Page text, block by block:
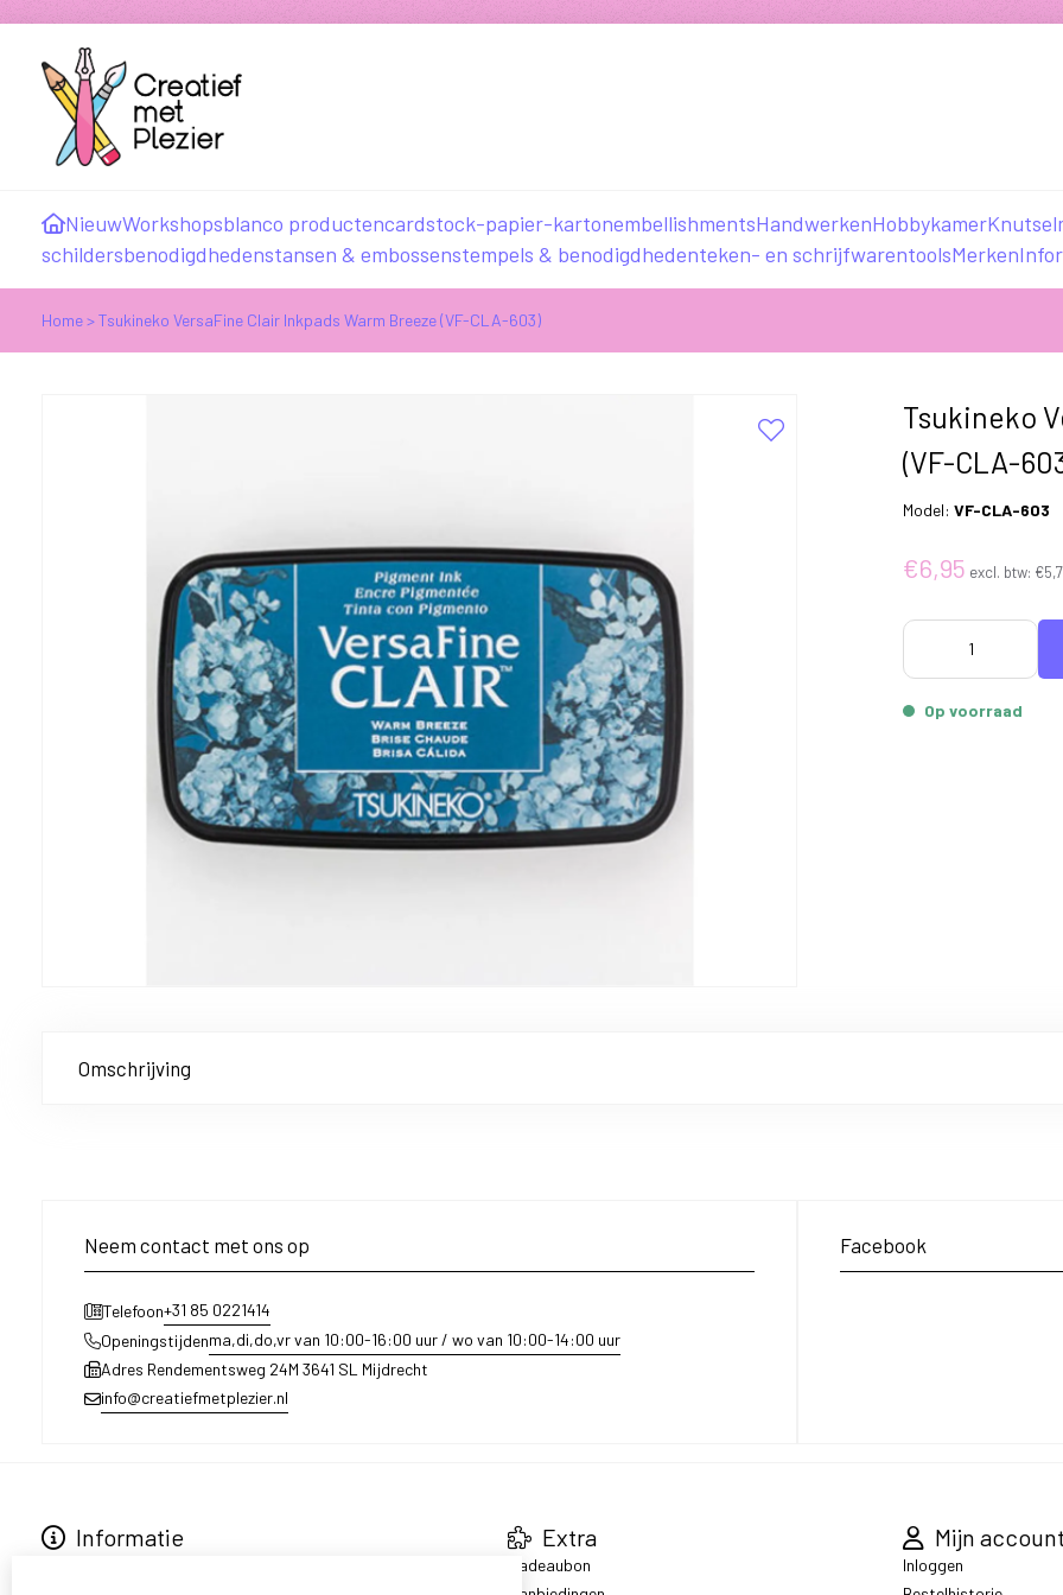
NieuwWorkshopsblanco productencardstock-papier-kartonembellishmentsHandwerkenHobbykamer
schildersbenodigdhedenstansen & embossenstempels & benodigdhedenteken- en schrijfwarentoolsMerken
Home>Tsukineko VersaFine Clair Inkpads Warm Breeze (VF-CLA-603)
Tsukineko
(VF-CLA-
Model:VF-CLA-603
€6,95 excl. btw:
Op voorraad
Omschrijving
Neem contact met ons op
Telefoon+31 85 0221414
Openingstijdenma,di,do,vr van 10:00-16:00 uur / wo van 10:00-14:00 uur
Adres Rendementsweg 24M 3641 SL Mijdrecht
info@creatiefmetplezier.nl
Facebook
Informatie Extra
Cadeaubon
Mijn account
Inloggen